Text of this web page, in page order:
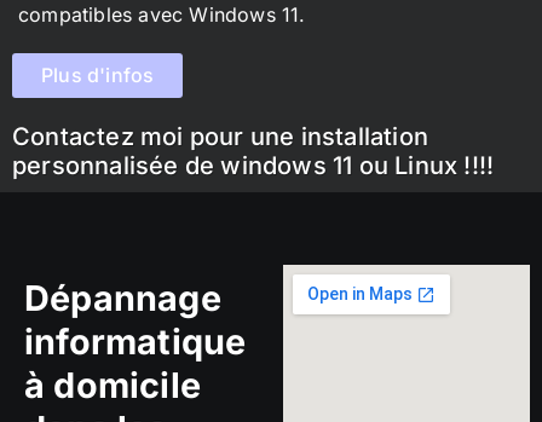
compatibles avec Windows 11.
Plus d'infos
Contactez moi pour une installation
personnalisée de windows 11 ou Linux !!!!
Dépannage
informatique
à domicile